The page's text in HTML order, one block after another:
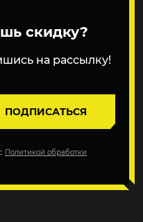
скидку?
на рассылку!
ПОДПИСАТЬСЯ
Политикой обработки